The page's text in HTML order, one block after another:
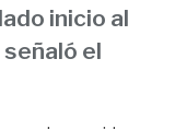
inicio al
el